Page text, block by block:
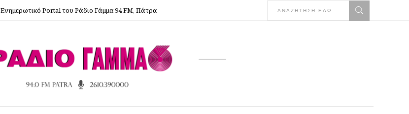
Ενημερωτικό Portal του Ράδιο Γάμμα 94 FM, Πάτρα